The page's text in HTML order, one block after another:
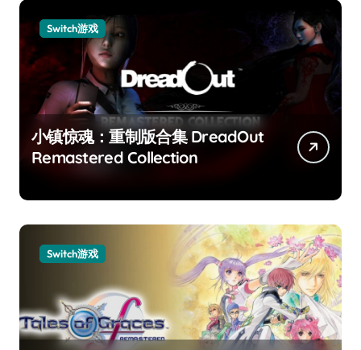
Switch游戏
小镇惊魂：重制版合集 DreadOut
Remastered Collection
Switch游戏